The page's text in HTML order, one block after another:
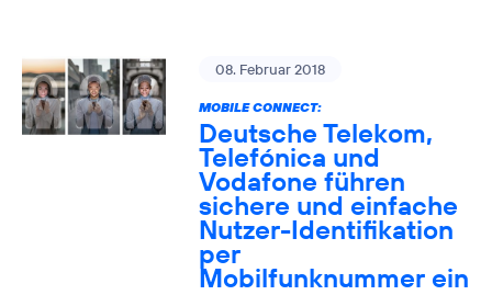
08. Februar 2018
MOBILE CONNECT:
Deutsche Telekom,
Telefónica und
Vodafone führen
sichere und einfache
Nutzer-Identifikation
per
Mobilfunknummer ein